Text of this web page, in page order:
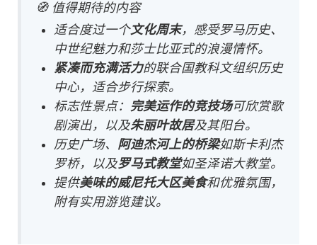
🧭 值得期待的内容
适合度过一个文化周末，感受罗马历史、
中世纪魅力和莎士比亚式的浪漫情怀。
紧凑而充满活力的联合国教科文组织历史
中心，适合步行探索。
标志性景点： 完美运作的竞技场可欣赏歌
剧演出，以及朱丽叶故居及其阳台。
历史广场、 阿迪杰河上的桥梁如斯卡利杰
罗桥，以及罗马式教堂如圣泽诺大教堂。
提供美味的威尼托大区美食和优雅氛围，
附有实用游览建议。